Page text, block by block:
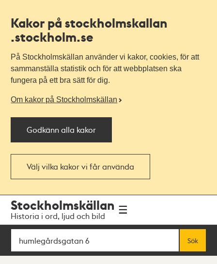
Kakor på stockholmskallan
.stockholm.se
På Stockholmskällan använder vi kakor, cookies, för att
sammanställa statistik och för att webbplatsen ska
fungera på ett bra sätt för dig.
Om kakor på Stockholmskällan
Godkänn alla kakor
Välj vilka kakor vi får använda
navigationen
huvudinnehållet
Stockholmskällan
Historia i ord, ljud och bild
Sök
Sök